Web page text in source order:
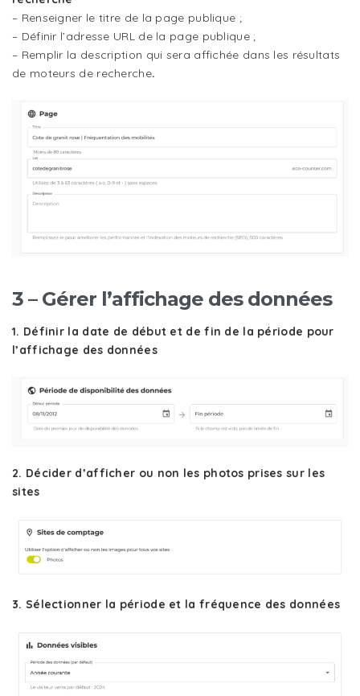
– Renseigner le titre de la page publique ;
– Définir l’adresse URL de la page publique ;
– Remplir la description qui sera affichée dans les résultats
de moteurs de recherche.
3 – Gérer l’affichage des données
1. Définir la date de début et de fin de la période pour
l’affichage des données
2. Décider d’afficher ou non les photos prises sur les
sites
3. Sélectionner la période et la fréquence des données